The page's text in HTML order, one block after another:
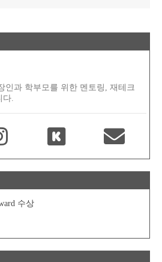
인과 학부모를 위한 멘토링, 재테크
.
수상